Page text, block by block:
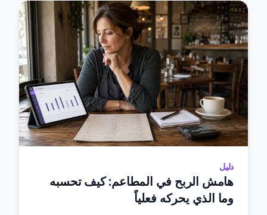
دليل
هامش الربح في المطاعم: كيف تحسبه
وما الذي يحركه فعلياً